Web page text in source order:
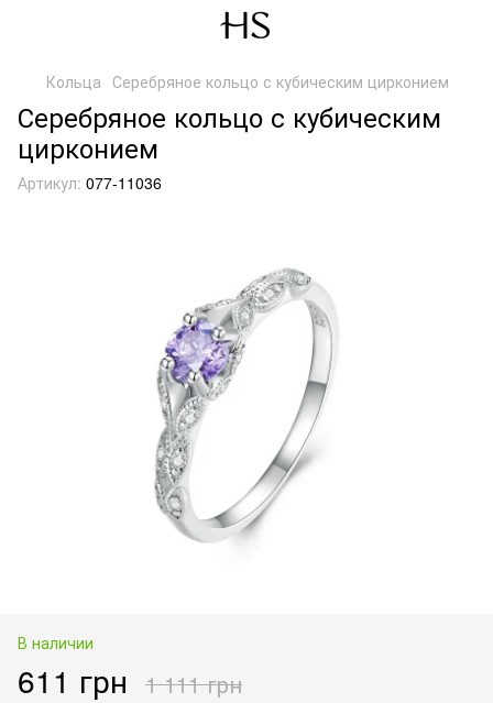
Кольца Серебряное кольцо с кубическим цирконием
Серебряное кольцо с кубическим
цирконием
Артикул: 077-11036
В наличии
611 грн 1 111 грн